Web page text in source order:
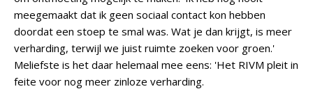
meegemaakt dat ik geen sociaal contact kon hebben
doordat een stoep te smal was. Wat je dan krijgt, is meer
verharding, terwijl we juist ruimte zoeken voor groen.'
Meliefste is het daar helemaal mee eens: 'Het RIVM pleit in
feite voor nog meer zinloze verharding.